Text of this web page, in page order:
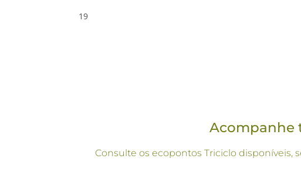
19
Acompanhe
Consulte os ecopontos Triciclo disponíveis,